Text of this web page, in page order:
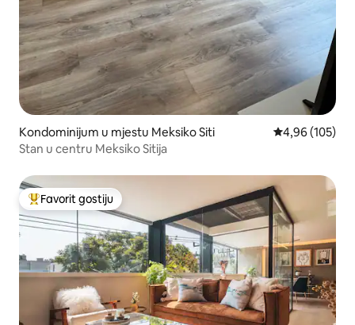
Kondominijum u mjestu Meksiko Siti prosječna
4,96 (105)
Stan u centru Meksiko Sitija
Glavni favorit gostiju
Favorit gostiju